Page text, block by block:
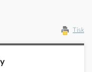
Tisk